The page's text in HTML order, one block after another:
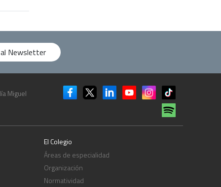
Newsletter
Miguel
El Colegio
Áreas de especialidad
Organización
Normatividad